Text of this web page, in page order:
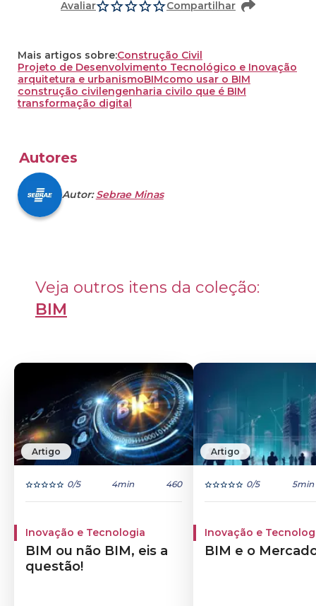
Avaliar Compartilhar
Mais artigos sobre:Construção Civil
Projeto de Desenvolvimento Tecnológico e Inovação
arquitetura e urbanismoBIMcomo usar o BIM
construção civil engenharia civil o que é BIM
transformação digital
Autores
Autor:Sebrae Minas
BIM
Artigo
0/5 4min 460
Inovação e Tecnologia
BIM ou não BIM, eis a
questão!
Artigo
0/5 5min
Inovação e
BIM e o